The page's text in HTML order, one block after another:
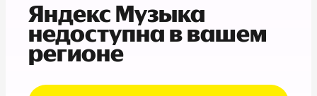
Яндекс Музыка
недоступна в вашем
регионе